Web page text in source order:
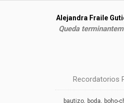
Alejandra Fraile
Queda
Recordatorios
bautizo boda boho-